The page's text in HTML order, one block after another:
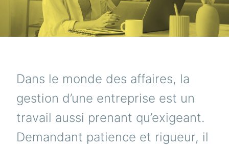
Dans le monde des affaires, la
gestion d’une entreprise est un
travail aussi prenant qu’exigeant.
Demandant patience et rigueur, il